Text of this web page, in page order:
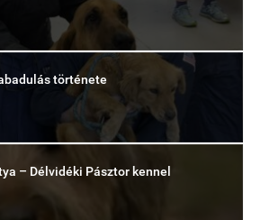
története
– Délvidéki Pásztor kennel